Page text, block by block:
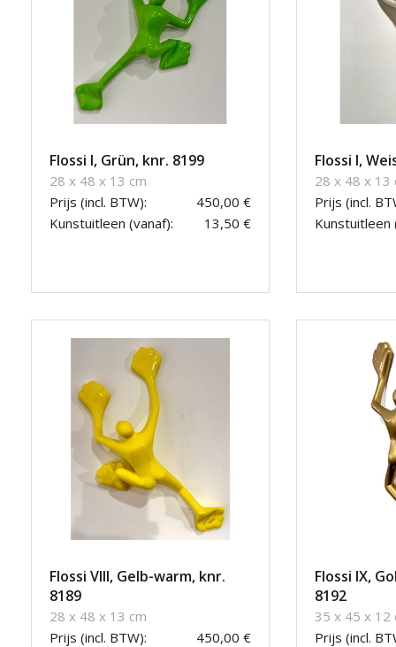
Flossi I, Grün, knr. 8199
28 x 48 x 13 cm
Prijs (incl. BTW):
450,00 €
Kunstuitleen (vanaf):
13,50 €
Flossi I,
28 x 48 x 13
Prijs (incl.
Kunstuitleen
Flossi VIII, Gelb-warm, knr.
8189
28 x 48 x 13 cm
Prijs (incl. BTW):
450,00 €
Flossi IX,
8192
35 x 45 x 12
Prijs (incl.